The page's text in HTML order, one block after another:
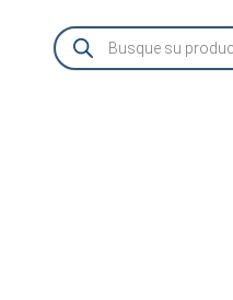
Búsqueda
de
productos